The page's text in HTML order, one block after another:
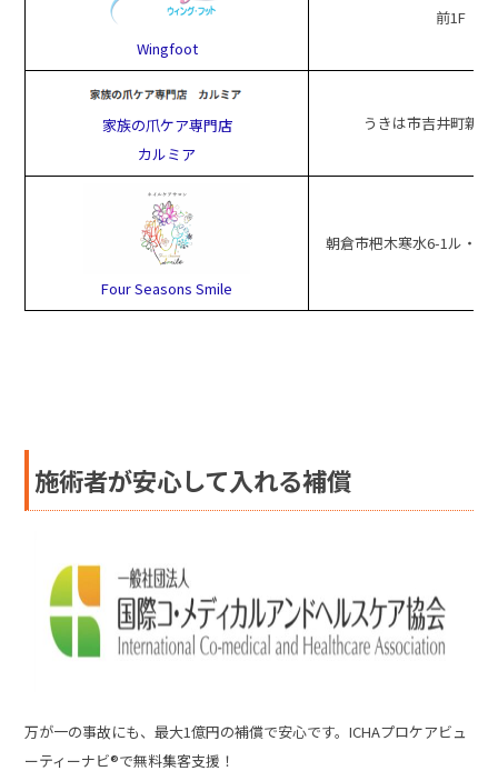
Wingfoot
前1F
家族の爪ケア専門店
カルミア
うきは市吉井町新
Four Seasons Smile
朝倉市杷木寒水6-1ル・シ
施術者が安心して入れる補償
万が一の事故にも、最大1億円の補償で安心です。ICHAプロケアビュ
ーティーナビ®で無料集客支援！